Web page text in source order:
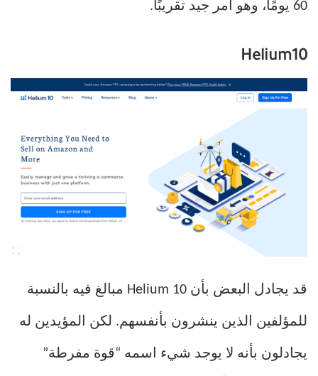
60 يومًا، وهو أمر جيد تقريبًا.
Helium10
قد يجادل البعض بأن Helium 10 مبالغ فيه بالنسبة
للمؤلفين الذين ينشرون بأنفسهم. لكن المؤيدين له
يجادلون بأنه لا يوجد شيء اسمه “قوة مفرطة”